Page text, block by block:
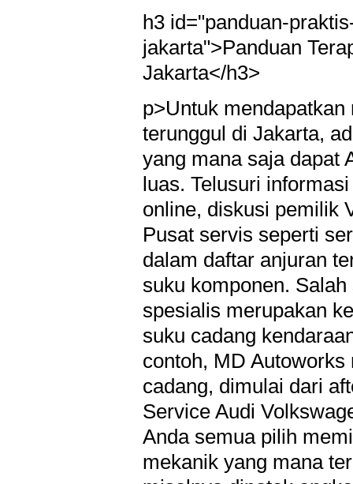
h3 id="panduan-
jakarta">Panduan
Jakarta</h3>
p>Untuk
terunggul di Jakarta,
yang mana saja dapat
luas. Telusuri
online, diskusi pemilik
Pusat servis seperti
dalam daftar anjuran
suku komponen.
spesialis merupakan
suku cadang
contoh, MD
cadang, dimulai dari
Service Audi
Anda semua pilih
mekanik yang mana